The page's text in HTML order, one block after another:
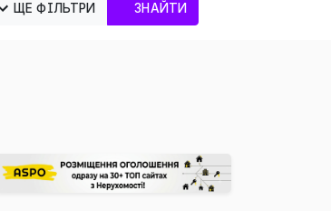
ЩЕ ФІЛЬТРИ ЗНАЙТИ